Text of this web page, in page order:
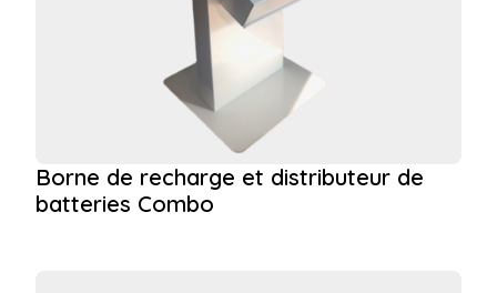
Borne de recharge et distributeur de
batteries Combo